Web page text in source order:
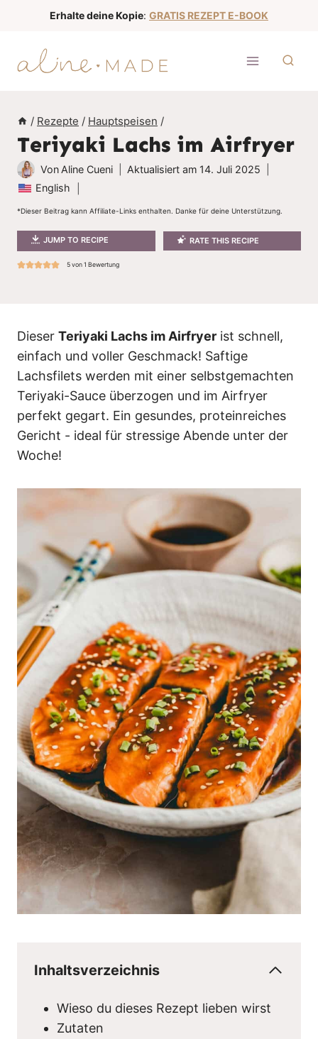
Erhalte deine Kopie: GRATIS REZEPT E-BOOK
/ Rezepte / Hauptspeisen /
Teriyaki Lachs im Airfryer
Von Aline Cueni Aktualisiert am 14. Juli 2025
English
*Dieser Beitrag kann Affiliate-Links enthalten. Danke für deine Unterstützung.
JUMP TO RECIPE RATE THIS RECIPE
5von 1 Bewertung
Dieser Teriyaki Lachs im Airfryer ist schnell,
einfach und voller Geschmack! Saftige
Lachsfilets werden mit einer selbstgemachten
Teriyaki-Sauce überzogen und im Airfryer
perfekt gegart. Ein gesundes, proteinreiches
Gericht - ideal für stressige Abende unter der
Woche!
Inhaltsverzeichnis
Wieso du dieses Rezept lieben wirst
Zutaten